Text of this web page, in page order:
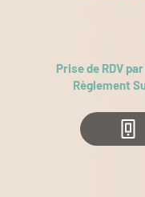
Prise de RDV
Règlement